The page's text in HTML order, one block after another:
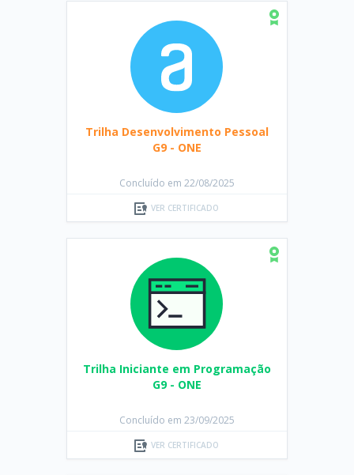
Trilha Desenvolvimento Pessoal
G9 - ONE
Concluído em 22/08/2025
VER CERTIFICADO
Trilha Iniciante em Programação
G9 - ONE
Concluído em 23/09/2025
VER CERTIFICADO